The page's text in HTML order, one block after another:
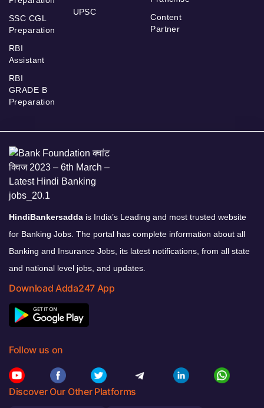
SSC CGL
Preparation
RBI
Assistant
RBI
GRADE B
Preparation
UPSC
Content
Partner
HindiBankersadda is India’s Leading and most trusted website
for Banking Jobs. The portal has complete information about all
Banking and Insurance Jobs, its latest notifications, from all state
and national level jobs, and updates.
Download Adda247 App
Follow us on
Discover Our Other Platforms